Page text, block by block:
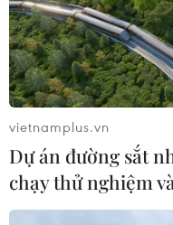
của Thủ tướng Chính
trợ kết nối đầu ra cho
địa phương thực hiện
vietnamplus.vn
Dự án đường sắt
chạy thử nghiệm